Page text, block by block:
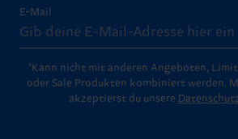
E-Mail
*Kann nicht mit anderen Angeboten,
oder Sale Produkten kombiniert werden.
akzeptierst du unsere